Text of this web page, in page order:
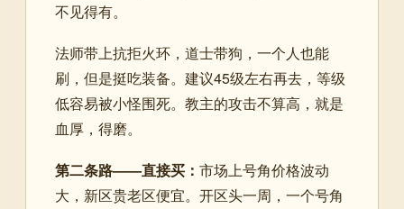
不见得有。
法师带上抗拒火环，道士带狗，一个人也能
刷，但是挺吃装备。建议45级左右再去，等级
低容易被小怪围死。教主的攻击不算高，就是
血厚，得磨。
第二条路——直接买： 市场上号角价格波动
大，新区贵老区便宜。开区头一周，一个号角